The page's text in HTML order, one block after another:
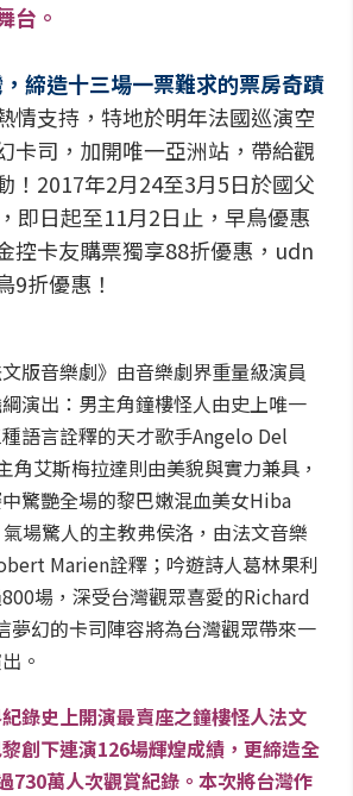
台。
締造十三場一票難求的票房奇蹟
情支持，特地於明年法國巡演空
卡司，加開唯一亞洲站，帶給觀
！2017年2月24至3月5日於國父
即日起至11月2日止，早鳥優惠
控卡友購票獨享88折優惠，udn
9折優惠！
版音樂劇》由音樂劇界重量級演員
演出：男主角鐘樓怪人由史上唯一
語言詮釋的天才歌手Angelo Del
角艾斯梅拉達則由美貌與實力兼具，
驚艷全場的黎巴嫩混血美女Hiba
場驚人的主教弗侯洛，由法文音樂
Marien詮釋；吟遊詩人葛林果利
場，深受台灣觀眾喜愛的Richard
夢幻的卡司陣容將為台灣觀眾帶來一
。
錄史上開演最賣座之鐘樓怪人法文
創下連演126場輝煌成績，更締造全
730萬人次觀賞紀錄。本次將台灣作